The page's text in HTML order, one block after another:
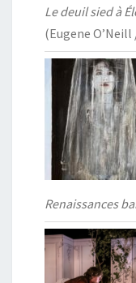
Le deuil sied à
(Eugene
Renaissances